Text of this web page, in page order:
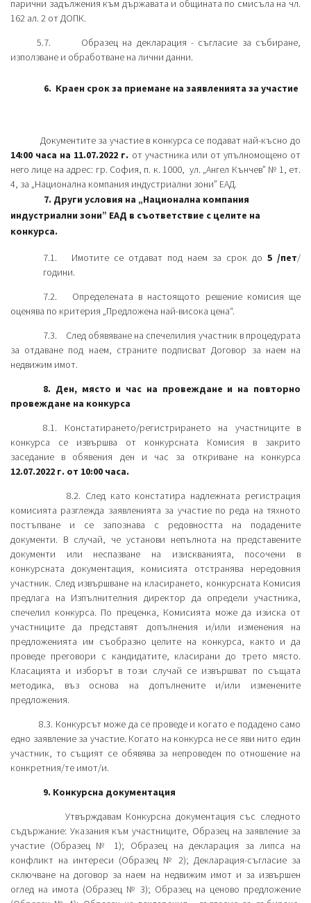
парични задължения към държавата и общината по смисъла на чл.
162 ал. 2 от ДОПК.
5.7. Образец на декларация - съгласие за събиране,
използване и обработване на лични данни.
6. Краен срок за приемане на заявленията за участие
Документите за участие в конкурса се подават най-късно до
14:00 часа на 11.07.2022 г. от участника или от упълномощено от
него лице на адрес: гр. София, п. к. 1000, ул. „Ангел Кънчев” № 1, ет.
4, за „Национална компания индустриални зони” ЕАД.
7. Други условия на „Национална компания
индустриални зони” ЕАД в съответствие с целите на
конкурса.
7.1. Имотите се отдават под наем за срок до5 /пет/
години.
7.2. Определената в настоящото решение комисия ще
оценява по критерия „Предложена най-висока цена“.
7.3. След обявяване на спечелилия участник в процедурата
за отдаване под наем, страните подписват Договор за наем на
недвижим имот.
8. Ден, място и час на провеждане и на повторно
провеждане на конкурса
8.1. Констатирането/регистрирането на участниците в
конкурса се извършва от конкурсната Комисия в закрито
заседание в обявения ден и час за откриване на конкурса
12.07.2022 г. от 10:00 часа.
8.2. След като констатира надлежната регистрация
комисията разглежда заявленията за участие по реда на тяхното
постъпване и се запознава с редовността на подадените
документи. В случай, че установи непълнота на представените
документи или неспазване на изискванията, посочени в
конкурсната документация, комисията отстранява нередовния
участник. След извършване на класирането, конкурсната Комисия
предлага на Изпълнителния директор да определи участника,
спечелил конкурса. По преценка, Комисията може да изиска от
участниците да представят допълнения и/или изменения на
предложенията им съобразно целите на конкурса, както и да
проведе преговори с кандидатите, класирани до трето място.
Класацията и изборът в този случай се извършват по същата
методика, въз основа на допълнените и/или изменените
предложения.
8.3. Конкурсът може да се проведе и когато е подадено само
едно заявление за участие. Когато на конкурса не се яви нито един
участник, то същият се обявява за непроведен по отношение на
конкретния/те имот/и.
9. Конкурсна документация
Утвърждавам Конкурсна документация със следното
съдържание: Указания към участниците, Образец на заявление за
участие (Образец № 1); Образец на декларация за липса на
конфликт на интереси (Образец № 2); Декларация-съгласие за
сключване на договор за наем на недвижим имот и за извършен
оглед на имота (Образец № 3); Образец на ценово предложение